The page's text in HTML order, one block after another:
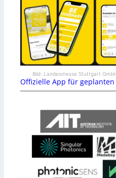
Bild: Landesmesse Stuttgart
Offizielle App für geplanten